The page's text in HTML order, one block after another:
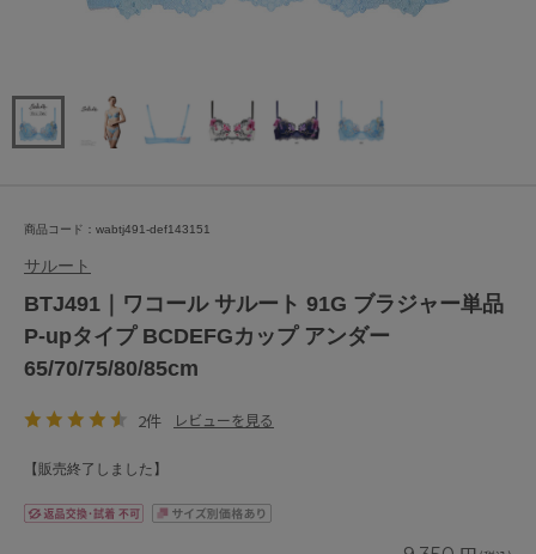
商品コード：wabtj491-def143151
サルート
BTJ491｜ワコール サルート 91G ブラジャー単品
P-upタイプ BCDEFGカップ アンダー
65/70/75/80/85cm
2件 レビューを見る
【販売終了しました】